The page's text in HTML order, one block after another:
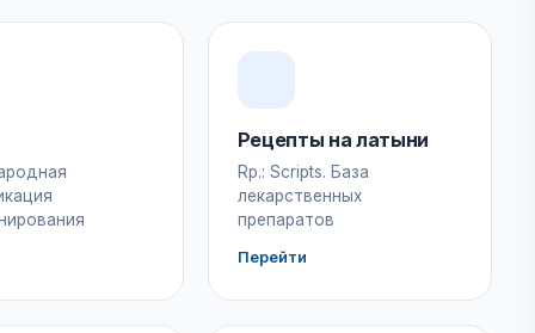
Рецепты на латыни
Rp.: Scripts. База
лекарственных
препаратов
Перейти